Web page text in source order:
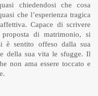
chiedendosi che cosa
che l’esperienza tragica
Capace di scrivere
di matrimonio, si
è sentito offeso dalla sua
della sua vita le sfugge. Il
non ama essere toccato e